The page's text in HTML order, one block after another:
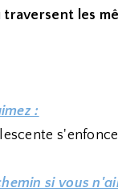
traversent les
:
si vous